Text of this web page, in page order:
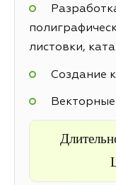
листовки,
Создание